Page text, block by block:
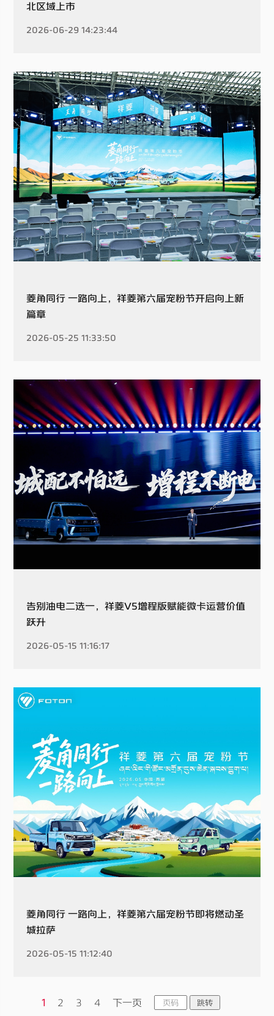
北区域上市
2026-06-29 14:23:44
菱角同行 一路向上，祥菱第六届宠粉节开启向上新
篇章
2026-05-25 11:33:50
告别油电二选一，祥菱V5增程版赋能微卡运营价值
跃升
2026-05-15 11:16:17
菱角同行 一路向上，祥菱第六届宠粉节即将燃动圣
城拉萨
2026-05-15 11:12:40
1 2 3 4 下一页